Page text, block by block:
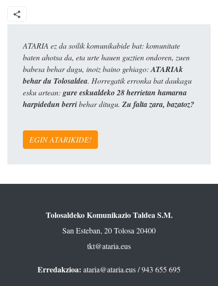
ATARIA ez da soilik komunikabide bat: komunitate
baten ahotsa da, eta urte hauen guztien ondoren, zuen
babesa behar dugu, inoiz baino gehiago: ATARIAk
behar du Tolosaldea. Horregatik erronka bat daukagu
esku artean: gure eskualdeko 28 herrietan hamarna
harpidedun berribehar ditugu. Zu falta zara, bazatoz?
EGIN ATARIKIDE!
Tolosaldeko Komunikazio Taldea S.M.
San Esteban, 20 Tolosa 20400
tkt@ataria.eus
Erredakzioa: ataria@ataria.eus/ 943 655 695